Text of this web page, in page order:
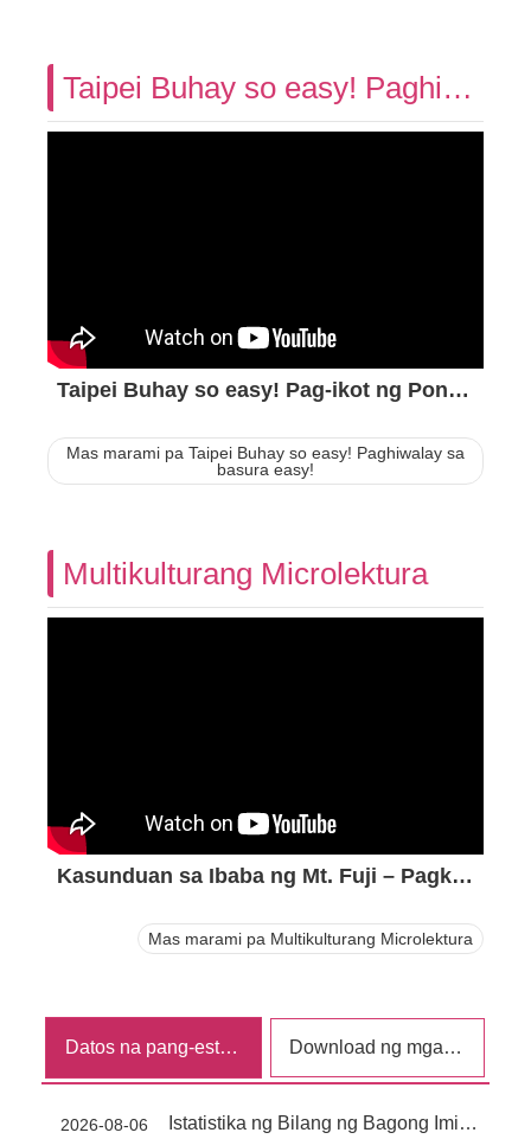
Taipei Buhay so easy! Paghiwalay sa basura easy!
Taipei Buhay so easy! Pag-ikot ng Pondo easy! Captions at salita sa wikang Chinese
Mas marami pa Taipei Buhay so easy! Paghiwalay sa
basura easy!
Multikulturang Microlektura
Kasunduan sa Ibaba ng Mt. Fuji – Pagkilala sa Kultura ng Japan
Mas marami pa Multikulturang Microlektura
Datos na pang-estadistika Download ng mga form
2026-08-06 Istatistika ng Bilang ng Bagong Imigrante sa Lunsod ng Taipei (6/2026)